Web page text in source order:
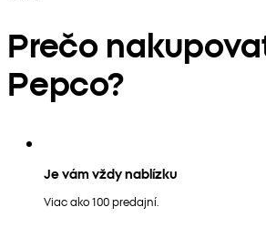
Prečo
Pepco?
Je vám vždy nablízku
Viac ako 100 predajní.